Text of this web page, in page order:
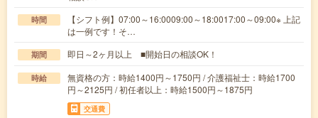
時間
【シフト例】07:00～16:0009:00～18:0017:00～09:00※ 上記
は一例です！そ…
期間 即日～2ヶ月以上 ■開始日の相談OK！
時給
無資格の方：時給1400円～1750円 / 介護福祉士：時給1700
円～2125円 / 初任者以上：時給1500円～1875円
交通費